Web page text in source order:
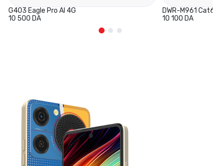
G403 Eagle Pro AI 4G
10 500 DA
DWR-M961 Cat6
10 100 DA